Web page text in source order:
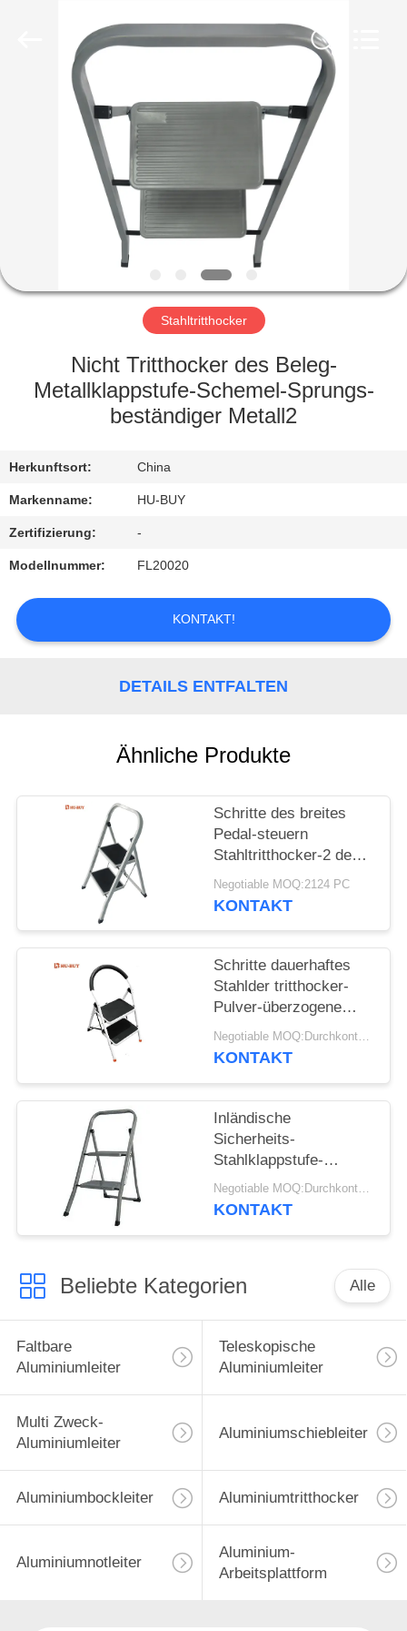
PRODUKTE
FABRIK-
QUALITÄTSKONTROLLE
SIE
MIT
UNS
IN
VERBINDUNG
FORDERN
foldablealuminumladder.com.
Stahltritthocker
Nicht Tritthocker des Beleg-
Metallklappstufe-Schemel-Sprungs-
beständiger Metall2
Herkunftsort: China
Markenname: HU-BUY
Zertifizierung: -
Modellnummer: FL20020
KONTAKT!
DETAILS ENTFALTEN
Ähnliche Produkte
Schritte des breites
Pedal-steuern
Stahltritthocker-2 den
bescheinigten
Gebrauch EN14183
Negotiable MOQ:2124 PC
KONTAKT
Schritte dauerhaftes
Stahlder tritthocker-
Pulver-überzogene
Oberflächen-2 mit
Plastikmatte
Negotiable MOQ:Durchkontaktierung
KONTAKT
Inländische
Sicherheits-
Stahlklappstufe-
Schemel-
Raumersparnis 2
Negotiable MOQ:Durchkontaktierung
KONTAKT
Beliebte Kategorien Alle
Faltbare
Aluminiumleiter
Teleskopische
Aluminiumleiter
Multi Zweck-
Aluminiumleiter
Aluminiumschiebleiter
Aluminiumbockleiter Aluminiumtritthocker
Aluminiumnotleiter
Aluminium-
Arbeitsplattform